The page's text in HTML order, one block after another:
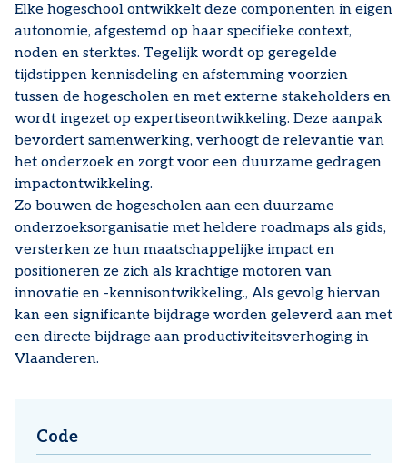
Elke hogeschool ontwikkelt deze componenten in eigen
autonomie, afgestemd op haar specifieke context,
noden en sterktes. Tegelijk wordt op geregelde
tijdstippen kennisdeling en afstemming voorzien
tussen de hogescholen en met externe stakeholders en
wordt ingezet op expertiseontwikkeling. Deze aanpak
bevordert samenwerking, verhoogt de relevantie van
het onderzoek en zorgt voor een duurzame gedragen
impactontwikkeling.
Zo bouwen de hogescholen aan een duurzame
onderzoeksorganisatie met heldere roadmaps als gids,
versterken ze hun maatschappelijke impact en
positioneren ze zich als krachtige motoren van
innovatie en -kennisontwikkeling., Als gevolg hiervan
kan een significante bijdrage worden geleverd aan met
een directe bijdrage aan productiviteitsverhoging in
Vlaanderen.
Code